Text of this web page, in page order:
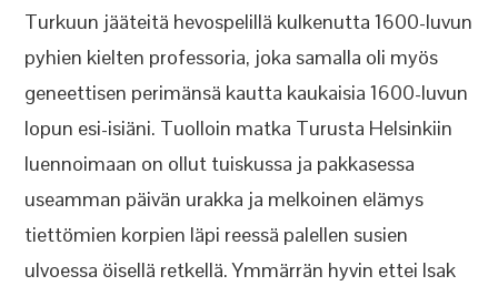
Turkuun jääteitä hevospelillä kulkenutta 1600-luvun
pyhien kielten professoria, joka samalla oli myös
geneettisen perimänsä kautta kaukaisia 1600-luvun
lopun esi-isiäni. Tuolloin matka Turusta Helsinkiin
luennoimaan on ollut tuiskussa ja pakkasessa
useamman päivän urakka ja melkoinen elämys
tiettömien korpien läpi reessä palellen susien
ulvoessa öisellä retkellä. Ymmärrän hyvin ettei Isak